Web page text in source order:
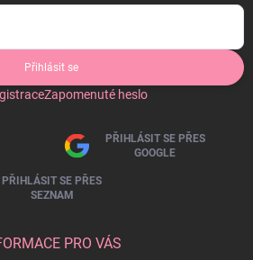
Přihlásit se
Zapomenuté heslo
PŘIHLÁSIT SE PŘES
GOOGLE
PŘIHLÁSIT SE PŘES
SEZNAM
PRO VÁS